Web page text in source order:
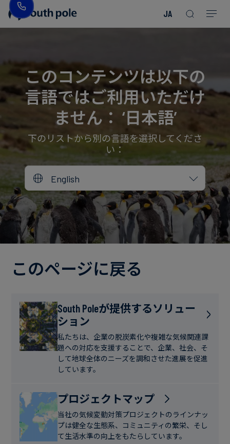
JA
役
員
紹
介
所
地
誠
実
へ
り
み
ァ
ッ
シ
ョ
ン
エ
ル
ギ
ー・
電
ガ
ス
食
飲
料
ス
テ
ナ
ブ
ク
ト
を
見
る
レ
ポ
ー
ト
後
イ
ベ
ン
ト
ブ
ロ
ー
ス
ス
デ
ィ
ニ
Read more
Read more
Read more
Read more
Read more
Read more
Read more
Read more
Read more Read more
このコンテンツは以下の
言語ではご利用いただけ
ません： ‘日本語’
下のリストから別の言語を選択してくださ
い：
English
このページに戻る
South Poleが提供するソリュー
ション
私たちは、企業の脱炭素化や複雑な気候関連課
題への対応を支援することで、企業、社会、そ
して地球全体のニーズを調和させた進展を促進
しています。
プロジェクトマップ
当社の気候変動対策プロジェクトのラインナッ
プは健全な生態系、コミュニティの繁栄、そし
て生活水準の向上をもたらしています。